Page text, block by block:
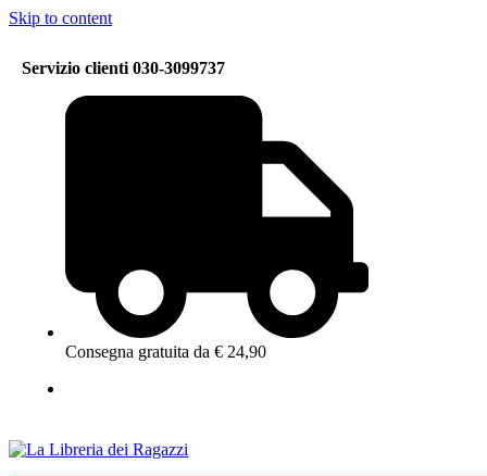
Skip to content
Servizio clienti 030-3099737
Consegna gratuita da € 24,90